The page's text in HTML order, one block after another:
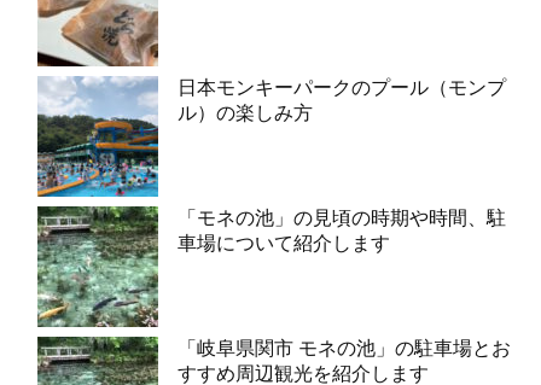
日本モンキーパークのプール（モンプ
ル）の楽しみ方
「モネの池」の見頃の時期や時間、駐
車場について紹介します
「岐阜県関市 モネの池」の駐車場とお
すすめ周辺観光を紹介します